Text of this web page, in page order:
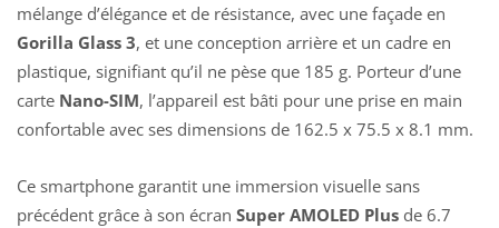
mélange d’élégance et de résistance, avec une façade en
Gorilla Glass 3, et une conception arrière et un cadre en
plastique, signifiant qu’il ne pèse que 185 g. Porteur d’une
carte Nano-SIM, l’appareil est bâti pour une prise en main
confortable avec ses dimensions de 162.5 x 75.5 x 8.1 mm.
Ce smartphone garantit une immersion visuelle sans
précédent grâce à son écran Super AMOLED Plus de 6.7